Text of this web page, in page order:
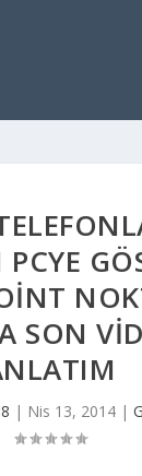
SON
| Nis 13, 2014|